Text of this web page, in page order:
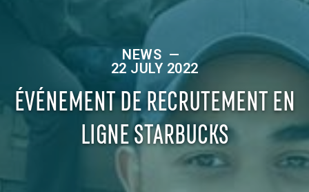
NEWS —
22 JULY 2022
ÉVÉNEMENT DE RECRUTEMENT EN
LIGNE STARBUCKS